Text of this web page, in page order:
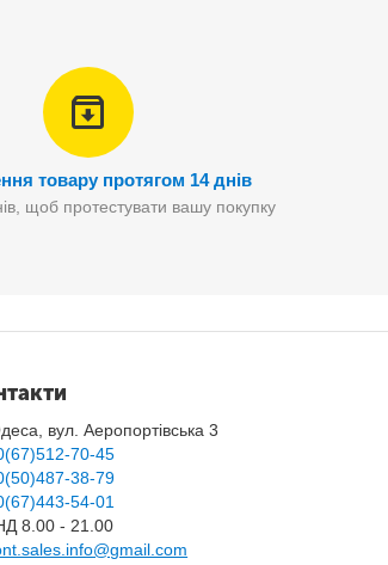
товару протягом 14 днів
щоб протестувати вашу покупку
вул. Аеропортівська 3
70-45
38-79
54-01
8.00 - 21.00